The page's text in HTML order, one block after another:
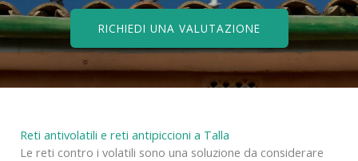
RICHIEDI UNA VALUTAZIONE
Reti antivolatili e reti antipiccioni a Talla
Le reti contro i volatili sono una soluzione da considerare